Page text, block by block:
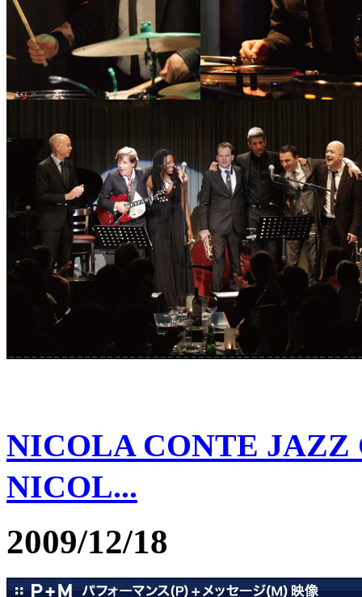
NICOLA CONTE
NICOL...
2009/12/18